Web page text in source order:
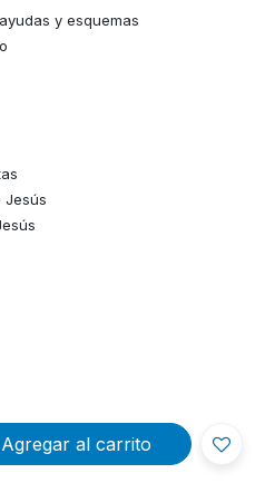
y esquemas
Jesús
Agregar al carrito